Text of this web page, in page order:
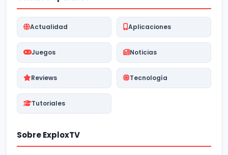
Actualidad Aplicaciones
Juegos Noticias
Reviews Tecnología
Tutoriales
Sobre ExploxTV